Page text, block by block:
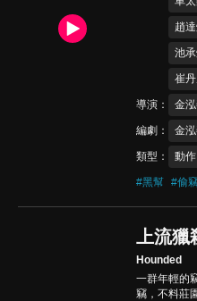
趙
池
崔
導演 金
編劇 金
類型 動作
#黑幫 #偷
上流獵
Hounded
一群年輕的
竊，不料莊